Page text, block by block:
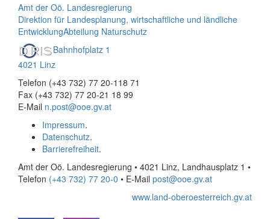
Amt der Oö. Landesregierung
Direktion für Landesplanung, wirtschaftliche und ländliche
EntwicklungAbteilung Naturschutz
Bahnhofplatz 1
4021 Linz
Telefon (+43 732) 77 20-118 71
Fax (+43 732) 77 20-21 18 99
E-Mail n.post@ooe.gv.at
Impressum.
Datenschutz.
Barrierefreiheit.
Amt der Oö. Landesregierung • 4021 Linz, Landhausplatz 1 •
Telefon (+43 732) 77 20-0 • E-Mail post@ooe.gv.at
www.land-oberoesterreich.gv.at